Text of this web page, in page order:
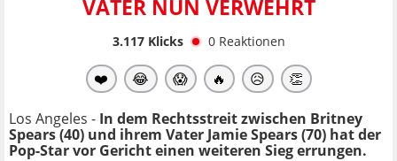
VATER NUN VERWEHRT
3.117Klicks 0 Reaktionen
❤️ 😂 😱 🔥 😥 👏
Los Angeles - In dem Rechtsstreit zwischen Britney
Spears (40) und ihrem Vater Jamie Spears (70) hat der
Pop-Star vor Gericht einen weiteren Sieg errungen.